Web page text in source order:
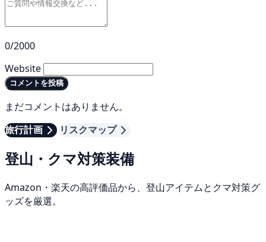
0/2000
Website
コメントを投稿
まだコメントはありません。
旅行計画
リスクマップ
登山・クマ対策装備
Amazon・楽天の高評価品から、登山アイテムとクマ対策グ
ッズを厳選。